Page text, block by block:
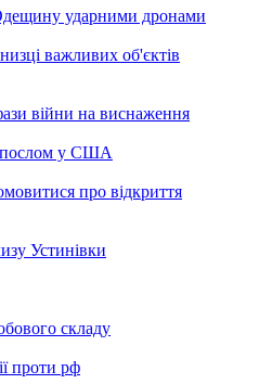
ударними дронами
важливих об'єктів
війни на виснаження
послом у США
про відкриття
Устинівки
складу
проти рф